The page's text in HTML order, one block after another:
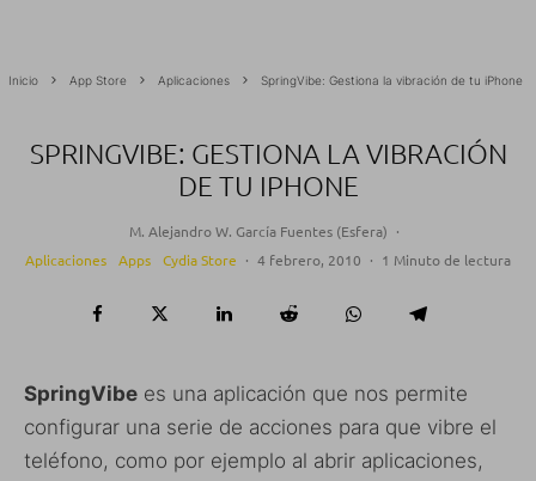
Inicio App Store Aplicaciones SpringVibe: Gestiona la vibración de tu iPhone
SPRINGVIBE: GESTIONA LA VIBRACIÓN
DE TU IPHONE
M. Alejandro W. García Fuentes (Esfera) ·
Aplicaciones
Apps Cydia Store · 4 febrero, 2010 · 1 Minuto de lectura
SpringVibe es una aplicación que nos permite
configurar una serie de acciones para que vibre el
teléfono, como por ejemplo al abrir aplicaciones,